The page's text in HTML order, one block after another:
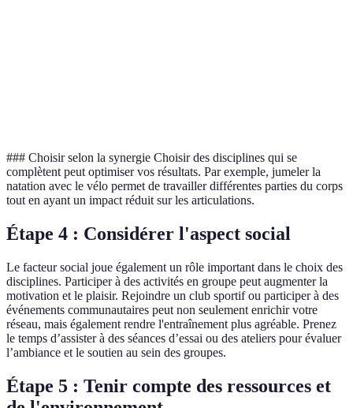
### Choisir selon la synergie Choisir des disciplines qui se
complètent peut optimiser vos résultats. Par exemple, jumeler la
natation avec le vélo permet de travailler différentes parties du corps
tout en ayant un impact réduit sur les articulations.
Étape 4 : Considérer l'aspect social
Le facteur social joue également un rôle important dans le choix des
disciplines. Participer à des activités en groupe peut augmenter la
motivation et le plaisir. Rejoindre un club sportif ou participer à des
événements communautaires peut non seulement enrichir votre
réseau, mais également rendre l'entraînement plus agréable. Prenez
le temps d’assister à des séances d’essai ou des ateliers pour évaluer
l’ambiance et le soutien au sein des groupes.
Étape 5 : Tenir compte des ressources et